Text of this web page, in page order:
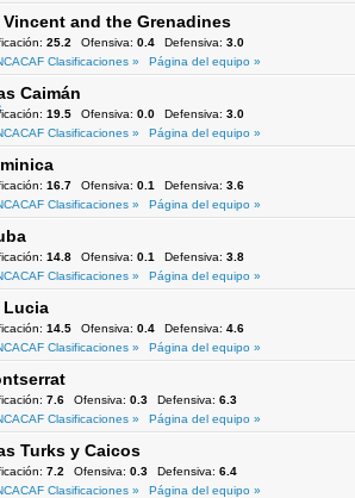
Vincent and the Grenadines
25.2 Ofensiva: 0.4 Defensiva: 3.0
Clasificaciones »
Página del equipo »
Caimán
19.5 Ofensiva: 0.0 Defensiva: 3.0
Clasificaciones »
Página del equipo »
16.7 Ofensiva: 0.1 Defensiva: 3.6
Clasificaciones »
Página del equipo »
14.8 Ofensiva: 0.1 Defensiva: 3.8
Clasificaciones »
Página del equipo »
Lucia
14.5 Ofensiva: 0.4 Defensiva: 4.6
Clasificaciones »
Página del equipo »
7.6 Ofensiva: 0.3 Defensiva: 6.3
Clasificaciones »
Página del equipo »
Turks y Caicos
7.2 Ofensiva: 0.3 Defensiva: 6.4
Clasificaciones »
Página del equipo »